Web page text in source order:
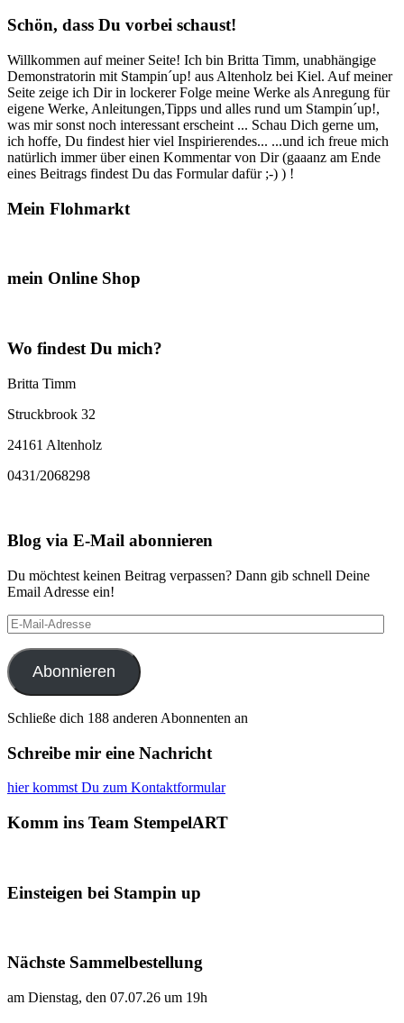
goldene
Schön, dass Du vorbei schaust!
Willkommen auf meiner Seite! Ich bin Britta Timm, unabhängige
Demonstratorin mit Stampin´up! aus Altenholz bei Kiel. Auf meiner
Seite zeige ich Dir in lockerer Folge meine Werke als Anregung für
eigene Werke, Anleitungen,Tipps und alles rund um Stampin´up!,
was mir sonst noch interessant erscheint ... Schau Dich gerne um,
ich hoffe, Du findest hier viel Inspirierendes... ...und ich freue mich
natürlich immer über einen Kommentar von Dir (gaaanz am Ende
eines Beitrags findest Du das Formular dafür ;-) ) !
Mein Flohmarkt
mein Online Shop
Wo findest Du mich?
Britta Timm
Struckbrook 32
24161 Altenholz
0431/2068298
Blog via E-Mail abonnieren
Du möchtest keinen Beitrag verpassen? Dann gib schnell Deine
Email Adresse ein!
E-
Mail-
Adresse
Abonnieren
Schließe dich 188 anderen Abonnenten an
Schreibe mir eine Nachricht
hier kommst Du zum Kontaktformular
Komm ins Team StempelART
Einsteigen bei Stampin up
Nächste Sammelbestellung
am Dienstag, den 07.07.26 um 19h